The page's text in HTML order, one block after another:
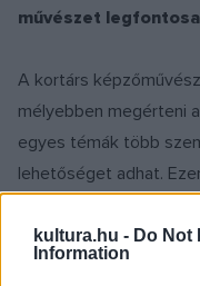
kultura.hu - Do Not
Information
művészet
A kortárs
mélyebben megérteni
egyes témák több
lehetőséget adhat.